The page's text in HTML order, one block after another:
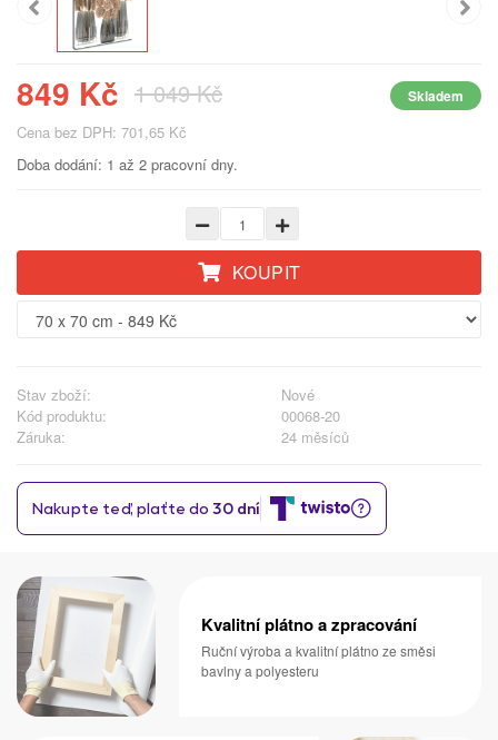
849 Kč 1 049 Kč Skladem
Cena bez DPH: 701,65 Kč
Doba dodání: 1 až 2 pracovní dny.
KOUPIT
Stav zboží:
Nové
Kód produktu:
00068-20
Záruka:
24 měsíců
Kvalitní plátno a zpracování
Ruční výroba a kvalitní plátno ze směsi
bavlny a polyesteru